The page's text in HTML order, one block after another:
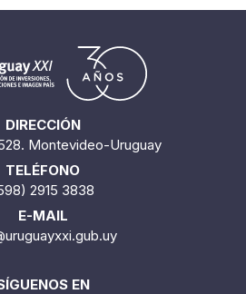
DIRECCIÓN
Montevideo-Uruguay
TELÉFONO
2915 3838
E-MAIL
EN